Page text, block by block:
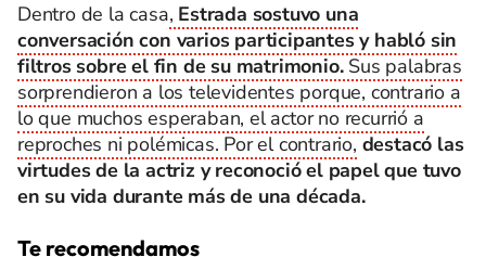
Dentro de la casa, Estrada sostuvo una
conversación con varios participantes y habló sin
filtros sobre el fin de su matrimonio.Sus palabras
sorprendieron a los televidentes porque, contrario a
lo que muchos esperaban, el actor no recurrió a
reproches ni polémicas. Por el contrario, destacó las
virtudes de la actriz y reconoció el papel que tuvo
en su vida durante más de una década.
Te recomendamos